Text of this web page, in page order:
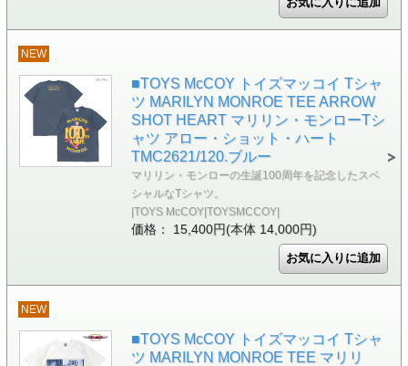
NEW
■TOYS McCOY トイズマッコイ Tシャ
ツ MARILYN MONROE TEE ARROW
SHOT HEART マリリン・モンローTシ
ャツ アロー・ショット・ハート
TMC2621/120.ブルー
マリリン・モンローの生誕100周年を記念したスペ
シャルなTシャツ。
|TOYS McCOY|TOYSMCCOY|
価格： 15,400円(本体 14,000円)
NEW
■TOYS McCOY トイズマッコイ Tシャ
ツ MARILYN MONROE TEE マリリ